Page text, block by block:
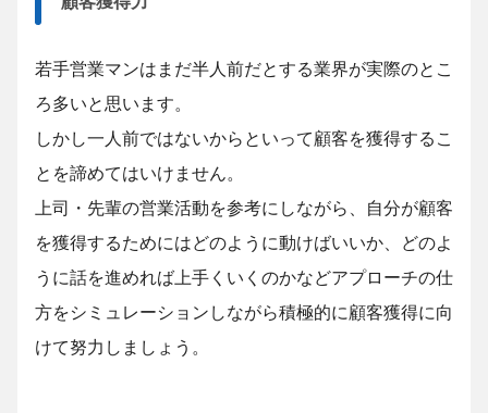
若手営業マンはまだ半人前だとする業界が実際のとこ
ろ多いと思います。
しかし一人前ではないからといって顧客を獲得するこ
とを諦めてはいけません。
上司・先輩の営業活動を参考にしながら、自分が顧客
を獲得するためにはどのように動けばいいか、どのよ
うに話を進めれば上手くいくのかなどアプローチの仕
方をシミュレーションしながら積極的に顧客獲得に向
けて努力しましょう。